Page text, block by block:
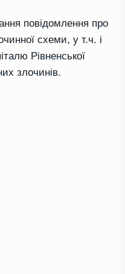
повідомлення про
схеми, у т.ч. і
Рівненської
злочинів.